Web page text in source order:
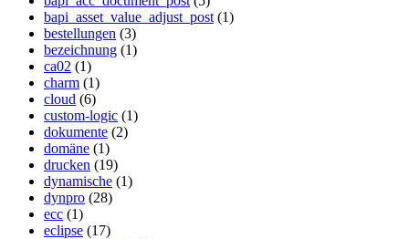
bapi_asset_value_adjust_post (1)
bestellungen (3)
bezeichnung (1)
ca02 (1)
charm (1)
cloud (6)
custom-logic (1)
dokumente (2)
domäne (1)
drucken (19)
dynamische (1)
dynpro (28)
ecc (1)
eclipse (17)